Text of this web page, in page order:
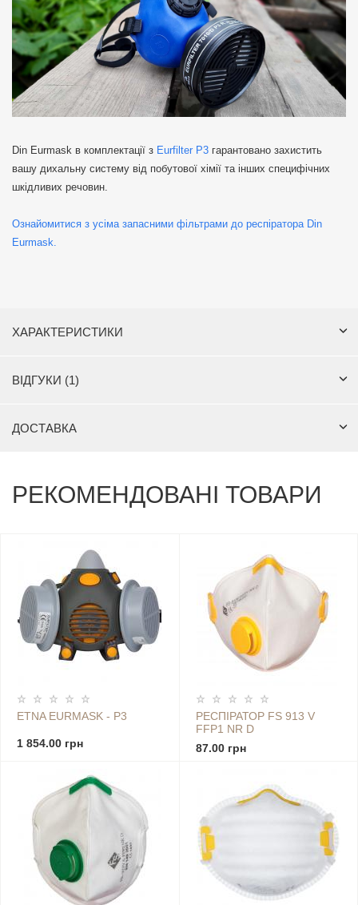
Din Eurmask в комплектації з Eurfilter P3 гарантовано захистить
вашу дихальну систему від побутової хімії та інших специфічних
шкідливих речовин.
Ознайомитися з усіма запасними фільтрами до респіратора Din
Eurmask.
ХАРАКТЕРИСТИКИ
ВІДГУКИ (1)
ДОСТАВКА
РЕКОМЕНДОВАНІ ТОВАРИ
ETNA EURMASK - Р3
1 854.00 грн
РЕСПІРАТОР FS 913 V
FFP1 NR D
87.00 грн